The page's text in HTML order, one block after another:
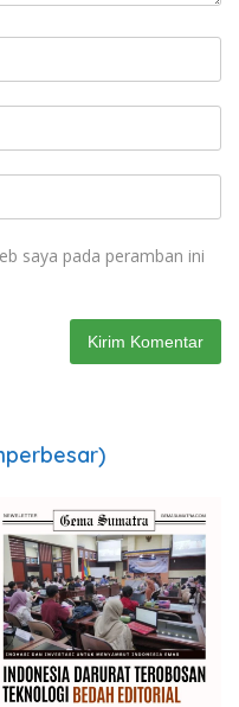
saya pada peramban ini